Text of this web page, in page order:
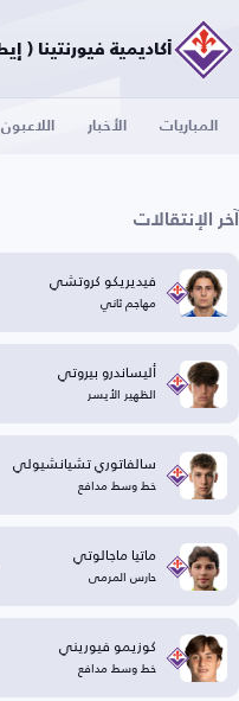
أكاديمية فيورنتينا ( إيطاليا )
المباريات الأخبار اللاعبون
آخر الإنتقالات
فيديريكو كروتشي
مهاجم ثاني
أليساندرو بيروتي
الظهير الأيسر
سالفاتوري تشيانشيولي
خط وسط مدافع
ماتيا ماجالوتي
حارس المرمى
كوزيمو فيوريني
خط وسط مدافع